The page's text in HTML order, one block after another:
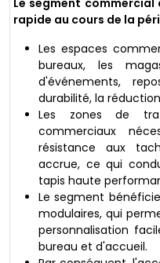
Le segment commercial
rapide au cours de la
Les espaces
bureaux, les
d'événements,
durabilité, la
Les zones de
commerciaux
résistance aux
accrue, ce qui
tapis haute
Le segment
modulaires, qui
personnalisation
bureau et d'accueil.